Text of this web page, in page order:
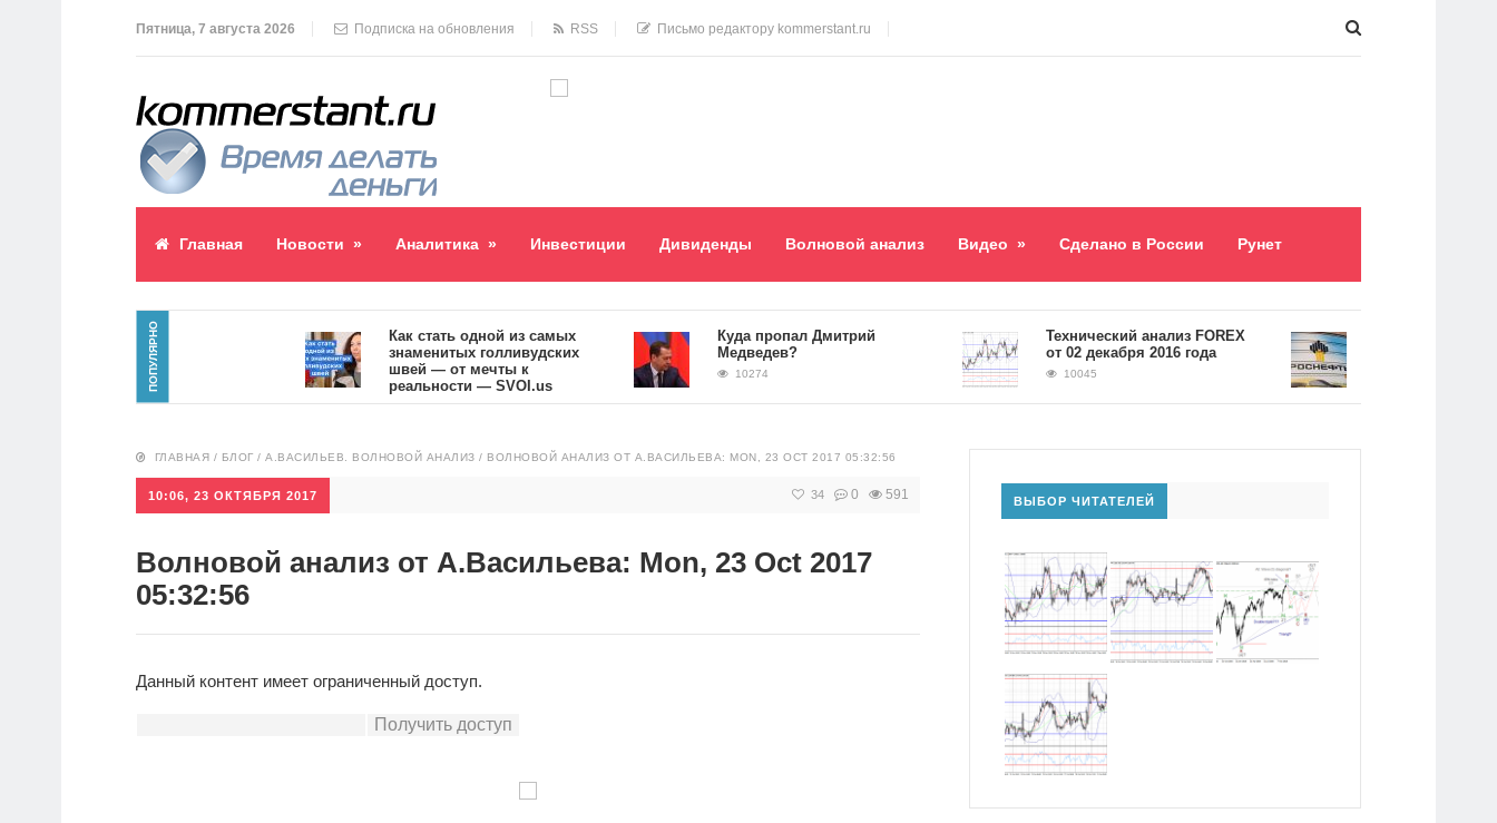
Пятница, 7 августа 2026 Подписка на обновления RSS Письмо редактору kommerstant.ru
Главная Новости » Аналитика » Инвестиции Дивиденды Волновой анализ Видео » Сделано в России Рунет
ПОПУЛЯРНО
Как стать одной из самых
знаменитых голливудских
швей — от мечты к
реальности — SVOI.us
10554
Куда пропал Дмитрий
Медведев?
10274
​Технический анализ FOREX
от 02 декабря 2016 года
10045
Долг «Роснефти»
5,2 триллиона
ГЛАВНАЯ / БЛОГ / А.ВАСИЛЬЕВ. ВОЛНОВОЙ АНАЛИЗ / ВОЛНОВОЙ АНАЛИЗ ОТ А.ВАСИЛЬЕВА: MON, 23 OCT 2017 05:32:56
10:06, 23 ОКТЯБРЯ 2017 34 0 591
Волновой анализ от А.Васильева: Mon, 23 Oct 2017
05:32:56
Данный контент имеет ограниченный доступ.
ВЫБОР ЧИТАТЕЛЕЙ